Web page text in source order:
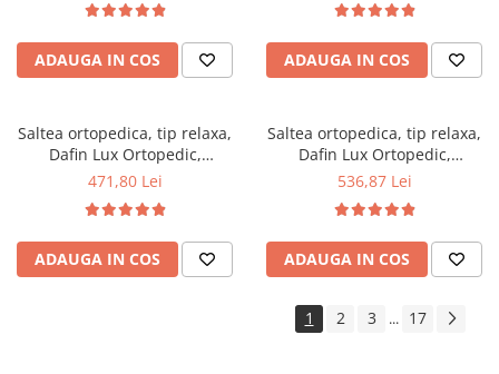
vara-iarna, sistem aerisire
perimetral, Saltex
ADAUGA IN COS
vara-iarna, sistem aerisire
perimetral, Saltex
ADAUGA IN COS
Saltea ortopedica, tip relaxa,
Dafin Lux Ortopedic,
120x200x21cm, fermitate
Bonell, fata vara-iarna, sistem
de aerisire cu butoni, Salt
Confort
471,80 Lei
ADAUGA IN COS
Saltea ortopedica, tip relaxa,
Dafin Lux Ortopedic,
130x200x21cm, fermitate
Bonell, fata vara-iarna, sistem
de aerisire cu butoni, Salt
Confort
536,87 Lei
ADAUGA IN COS
1 2 3 ... 17